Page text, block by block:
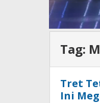
Tag:
Tret
Ini